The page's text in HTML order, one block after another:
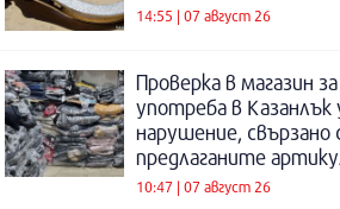
14:55 | 07 август 26
Проверка в магазин
употреба в Казанлък
нарушение,
предлаганите
10:47 | 07 август 26